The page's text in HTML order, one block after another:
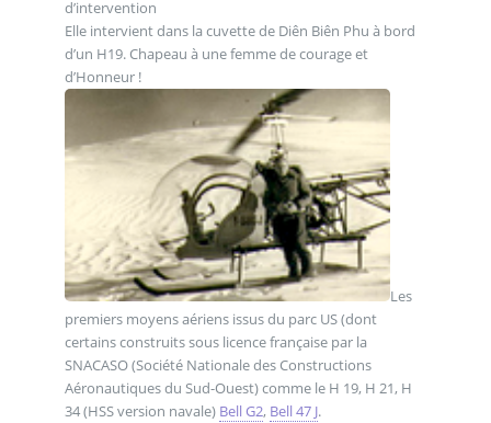
d’intervention
Elle intervient dans la cuvette de Diên Biên Phu à bord
d’un H19. Chapeau à une femme de courage et
d’Honneur !
Les
premiers moyens aériens issus du parc US (dont
certains construits sous licence française par la
SNACASO (Société Nationale des Constructions
Aéronautiques du Sud-Ouest) comme le H 19, H 21, H
34 (HSS version navale) Bell G2, Bell 47 J.